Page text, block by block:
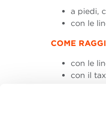
a piedi,
con le
COME
con le
con il